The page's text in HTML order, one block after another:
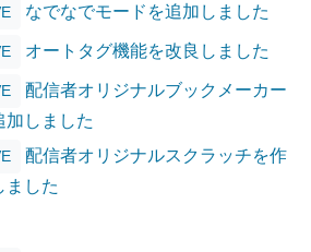
なでなでモードを追加しました
オートタグ機能を改良しました
配信者オリジナルブックメーカー
加しました
配信者オリジナルスクラッチを作
ました